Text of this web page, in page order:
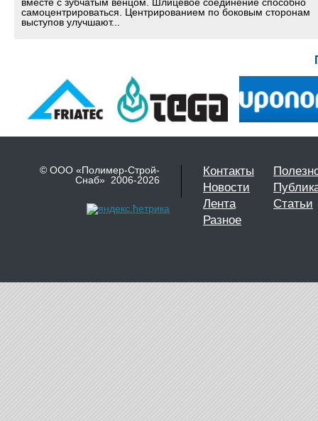
самоцентрироваться. Центрированием по боковым сторонам
выступов улучшают...
© ООО «Полимер-Строй-
Снаб» 2006-2026
Контакты
Новости
Лента
Статьи
Разное